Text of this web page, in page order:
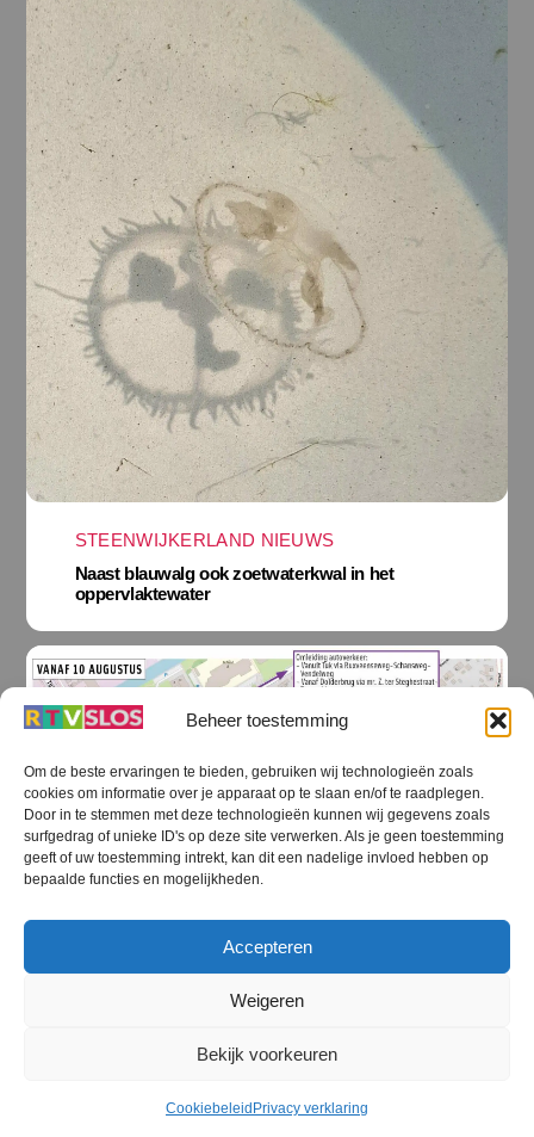
Beheer toestemming
Om de beste ervaringen te bieden, gebruiken wij technologieën zoals
cookies om informatie over je apparaat op te slaan en/of te raadplegen.
Door in te stemmen met deze technologieën kunnen wij gegevens zoals
surfgedrag of unieke ID's op deze site verwerken. Als je geen toestemming
geeft of uw toestemming intrekt, kan dit een nadelige invloed hebben op
bepaalde functies en mogelijkheden.
Accepteren
Weigeren
Bekijk voorkeuren
Cookiebeleid Privacy verklaring
STEENWIJKERLAND NIEUWS
Naast blauwalg ook zoetwaterkwal in het
oppervlaktewater
STEENWIJKERLAND NIEUWS
Tukseweg in Steenwijk krijgt nieuwe rotonde